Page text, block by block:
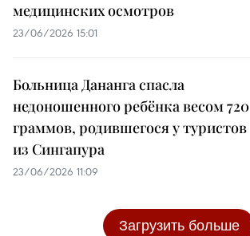
медицинских осмотров
23/06/2026 15:01
Больница Дананга спасла
недоношенного ребёнка весом 720
граммов, родившегося у туристов
из Сингапура
23/06/2026 11:09
Загрузить больше